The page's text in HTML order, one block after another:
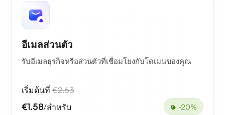
อีเมลส่วนตัว
รับอีเมลธุรกิจหรือส่วนตัวที่เชื่อมโยงกับโดเมนของคุณ
เริ่มต้นที่ €2.63
€1.58/สำหรับ -20%